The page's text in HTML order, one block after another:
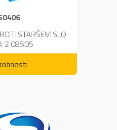
STARŠEM SLO
2 08505